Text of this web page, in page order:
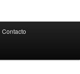
Contacto